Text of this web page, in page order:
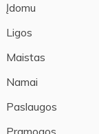
Įdomu
Ligos
Maistas
Namai
Paslaugos
Pramogos